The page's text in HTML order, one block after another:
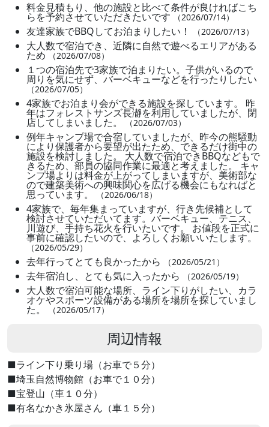
料金見積もり、他の施設と比べて条件が良ければこち
らを予約させていただきたいです （2026/07/14）
友達家族でBBQしてお泊まりしたい！ （2026/07/13）
大人数で宿泊でき、近隣に自然で遊べるエリアがある
ため （2026/07/08）
１つの宿泊先で3家族で泊まりたい。子供がいるので
周りを気にせず、バーベキューなどを行ったりしたい
（2026/07/05）
4家族でお泊まり会ができる施設を探しています。 昨
年はフォレストサンズ長瀞を利用していましたが、閉
店してしまいました。 （2026/07/03）
例年キャンプ場で合宿していましたが、昨今の熊騒動
により保護者から要望が出たため、できるだけ街中の
施設を検討しました。 大人数で宿泊できBBQなどもで
きるため、部員の協同作業に最適と考えました。 キャ
ンプ場よりは料金が上がってしまいますが、美術部な
ので建築美術への興味関心を広げる機会にもなればと
思っています。 （2026/06/18）
4家族で、毎年集まっていますが、行き先候補として
検討させていただいてます。バーベキュー、テニス、
川遊び、手持ち花火を行いたいです。 お値段を正式に
事前に確認したいので、よろしくお願いいたします。
（2026/05/29）
去年行ってとても良かったから （2026/05/21）
去年宿泊し、とても気に入ったから （2026/05/19）
大人数で宿泊可能な場所、ライン下りがしたい、カラ
オケやスポーツ設備がある場所を場所を探していまし
た。 （2026/05/17）
周辺情報
■ライン下り乗り場（お車で５分）
■埼玉自然博物館（お車で１０分）
■宝登山（車１０分）
■有名なかき氷屋さん（車１５分）